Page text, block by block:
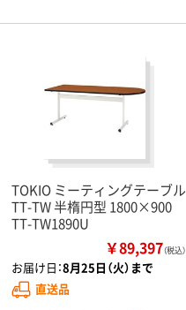
TOKIO ミーティングテーブル
TT-TW 半楕円型 1800×900
TT-TW1890U
￥89,397（税込）
お届け日：8月25日（火）まで
直送品